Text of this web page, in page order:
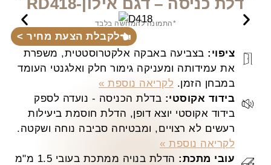
ציפוי: בצביעה באבקה אלקטרוסטטית, משפרת
את עמידותה ומעניקה גימור חלק ואלגנטי העומד
במבחן הזמן. לקריאה נוספת »
בידוד אקוסטי: בדלת הכניסה - נועדה לספק
בידוד אקוסטי יוצא דופן, הדלת חוסמת ביעילות
רעשים לא רצויים, ומבטיחה סביבה נוחה ושקטה.
לקריאה נוספת »
עובי מתכת:
הדלת בנויה ממתכת בעובי 1.5 מ"מ
דלת כניסה – דגם אילון-RD418
*התמונה להמחשה בלבד
לקבלת הצעת מחיר >